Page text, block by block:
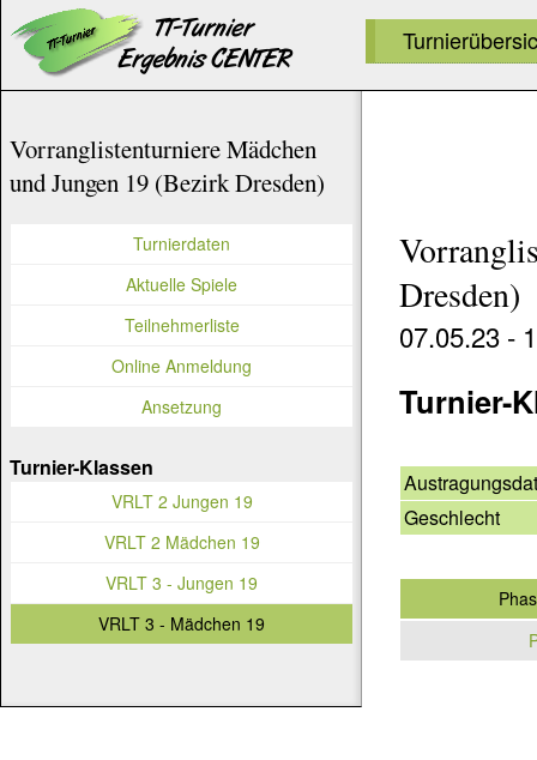
Dresden)
07.05.23 -
Turnier-
Geschlecht
Vorranglistenturniere Mädchen
und Jungen 19 (Bezirk Dresden)
Turnierdaten
Aktuelle Spiele
Teilnehmerliste
Online Anmeldung
Ansetzung
Turnier-Klassen
VRLT 2 Jungen 19
VRLT 2 Mädchen 19
VRLT 3 - Jungen 19
VRLT 3 - Mädchen 19